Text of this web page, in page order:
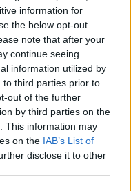
information for
the below opt-out
note that after your
continue seeing
information utilized by
to third parties prior to
out of the further
by third parties on the
This information may
on the IAB’s List of
disclose it to other
när han fyllde 8år,
hände med.